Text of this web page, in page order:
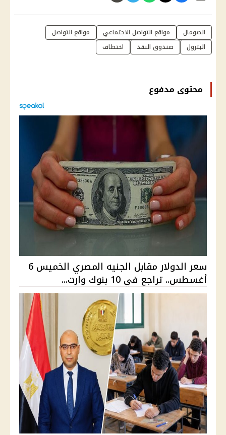
الصومال مواقع التواصل الاجتماعي
مواقع التواصل
البترول
صندوق النقد اختطاف
محتوى مدفوع
سعر الدولار مقابل الجنيه المصري الخميس 6
أغسطس.. تراجع في 10 بنوك وارت...